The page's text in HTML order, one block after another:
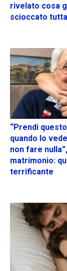
rivelato cosa
scioccato
“Prendi
quando lo
non fare
matrimonio:
terrificante